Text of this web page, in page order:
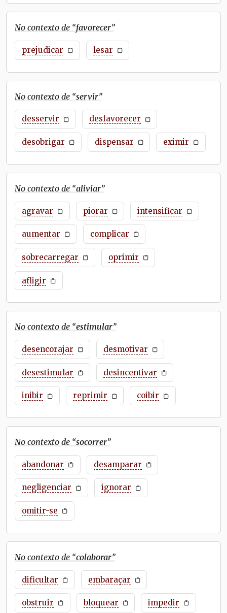
No contexto de “favorecer”
prejudicar lesar
No contexto de “servir”
desservir desfavorecer
desobrigar dispensar eximir
No contexto de “aliviar”
agravar piorar intensificar
aumentar complicar
sobrecarregar oprimir
afligir
No contexto de “estimular”
desencorajar desmotivar
desestimular desincentivar
inibir reprimir coibir
No contexto de “socorrer”
abandonar desamparar
negligenciar ignorar
omitir-se
No contexto de “colaborar”
dificultar embaraçar
obstruir bloquear impedir